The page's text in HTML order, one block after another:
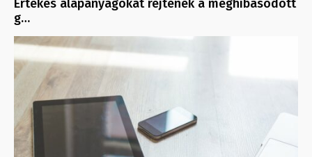
Értékes alapanyagokat rejtenek a meghibásodott
g…